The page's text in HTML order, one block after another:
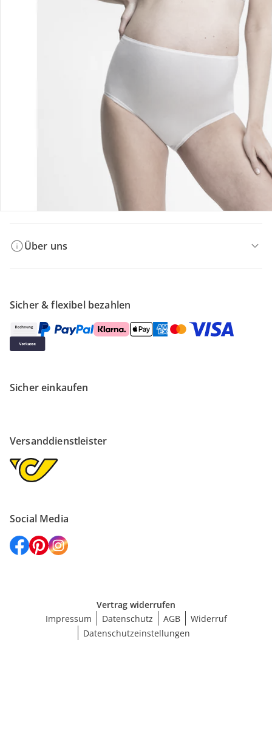
Bestellung & Lieferung
Retoure & Reklamation
Gutscheine & Aktionen
Kontakt & Service
Über uns
Sicher & flexibel bezahlen
Sicher einkaufen
Versanddienstleister
Social Media
Vertrag widerrufen
Impressum
Datenschutz AGB
Widerruf
Datenschutzeinstellungen